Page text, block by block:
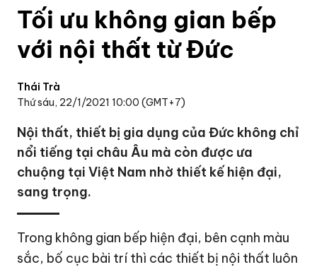
Tối ưu không gian bếp
với nội thất từ Đức
Thái Trà
Thứ sáu, 22/1/2021 10:00 (GMT+7)
Nội thất, thiết bị gia dụng của Đức không chỉ
nổi tiếng tại châu Âu mà còn được ưa
chuộng tại Việt Nam nhờ thiết kế hiện đại,
sang trọng.
Trong không gian bếp hiện đại, bên cạnh màu
sắc, bố cục bài trí thì các thiết bị nội thất luôn